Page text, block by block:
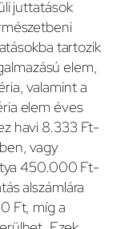
juttatások
tartozik
elem,
valamint a
elem éves
havi 8.333 Ft-
vagy
450.000 Ft-
alszámlára
Ft, míg a